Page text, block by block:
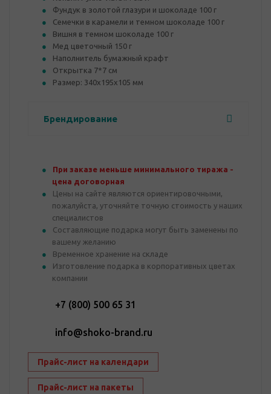
Фундук в золотой глазури и шоколаде 100 г
Семечки в карамели и темном шоколаде 100 г
Вишня в темном шоколаде 100 г
Мед цветочный 150 г
Наполнитель бумажный крафт
Открытка 7*7 см
Размер: 340х195х105 мм
Брендирование
При заказе меньше минимального тиража -
цена договорная
Цены на сайте являются ориентировочными,
пожалуйста, уточняйте точную стоимость у наших
специалистов
Составляющие подарка могут быть заменены по
вашему желанию
Временное хранение на складе
Изготовление подарка в корпоративных цветах
компании
+7 (800) 500 65 31
info@shoko-brand.ru
Прайс-лист на календари
Прайс-лист на пакеты